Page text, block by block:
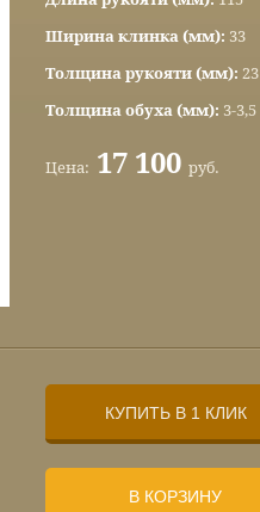
Ширина клинка (мм): 33
Толщина рукояти (мм): 23
Толщина обуха (мм): 3-3,5
Цена: 17 100 руб.
КУПИТЬ В 1 КЛИК
В КОРЗИНУ